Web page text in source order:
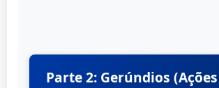
Parte 2: Gerúndios (Ações